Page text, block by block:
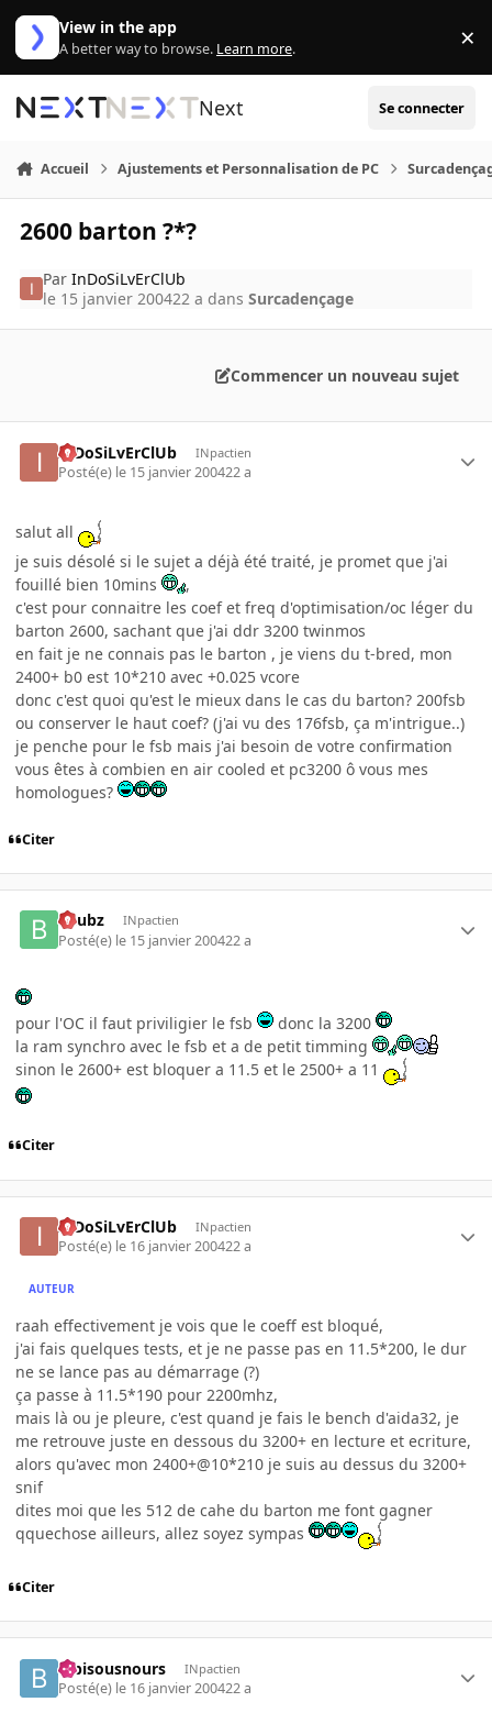
Aller au contenu
View in the app
A better way to browse. Learn more. ×
Next Se connecter
Accueil Ajustements et Personnalisation de PC
2600 barton ?*?
ParInDoSiLvErClUb
le 15 janvier 200422 a dansSurcadençage
Commencer un nouveau sujet
InDoSiLvErClUb INpactien
Posté(e) le 15 janvier 200422 a
salut all
je suis désolé si le sujet a déjà été traité, je promet que j'ai
fouillé bien 10mins
,
c'est pour connaitre les coef et freq d'optimisation/oc léger du
barton 2600, sachant que j'ai ddr 3200 twinmos
en fait je ne connais pas le barton , je viens du t-bred, mon
2400+ b0 est 10*210 avec +0.025 vcore
donc c'est quoi qu'est le mieux dans le cas du barton? 200fsb
ou conserver le haut coef? (j'ai vu des 176fsb, ça m'intrigue..)
je penche pour le fsb mais j'ai besoin de votre confirmation
vous êtes à combien en air cooled et pc3200 ô vous mes
homologues?
Citer
beubz INpactien
Posté(e) le 15 janvier 200422 a
pour l'OC il faut priviligier le fsb
donc la 3200
la ram synchro avec le fsb et a de petit timming
sinon le 2600+ est bloquer a 11.5 et le 2500+ a 11
Citer
InDoSiLvErClUb INpactien
Posté(e) le 16 janvier 200422 a
AUTEUR
raah effectivement je vois que le coeff est bloqué,
j'ai fais quelques tests, et je ne passe pas en 11.5*200, le dur
ne se lance pas au démarrage (?)
ça passe à 11.5*190 pour 2200mhz,
mais là ou je pleure, c'est quand je fais le bench d'aida32, je
me retrouve juste en dessous du 3200+ en lecture et ecriture,
alors qu'avec mon 2400+@10*210 je suis au dessus du 3200+
snif
dites moi que les 512 de cahe du barton me font gagner
qquechose ailleurs, allez soyez sympas
Citer
bibisousnours INpactien
Posté(e) le 16 janvier 200422 a